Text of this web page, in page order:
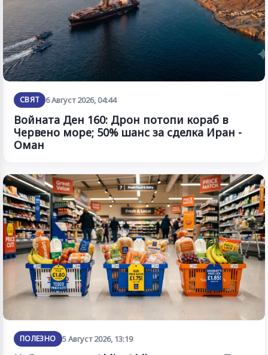
СВЯТ 6 Август 2026, 04:44
Войната Ден 160: Дрон потопи кораб в
Червено море; 50% шанс за сделка Иран -
Оман
ПОЛЕЗНО 5 Август 2026, 13:19